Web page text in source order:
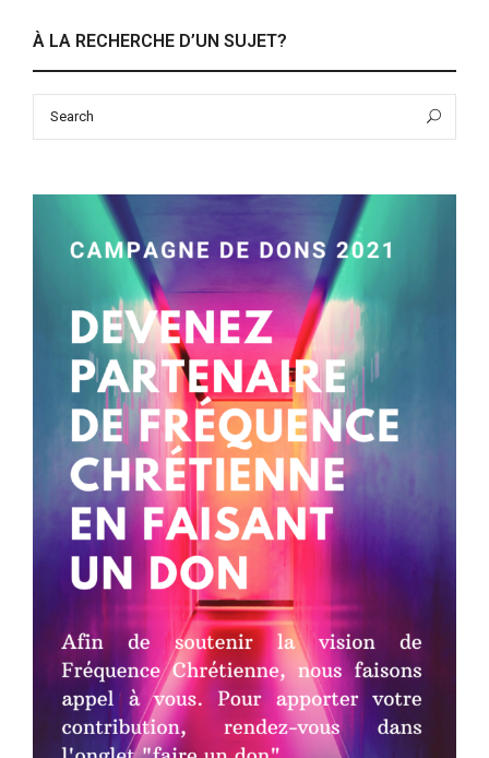
À LA RECHERCHE D’UN SUJET?